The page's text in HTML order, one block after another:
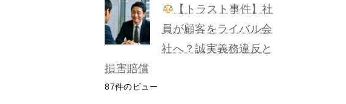
【トラスト事件】社
員が顧客をライバル会
社へ？誠実義務違反と
損害賠償
87件のビュー